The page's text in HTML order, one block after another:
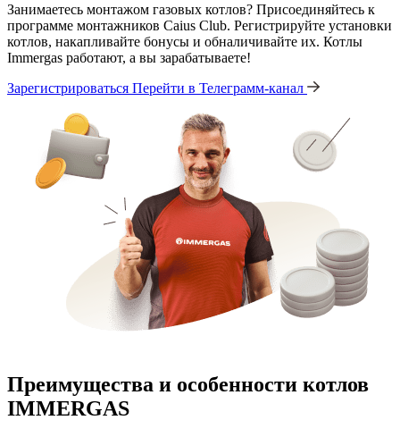
Занимаетесь монтажом газовых котлов? Присоединяйтесь к
программе монтажников Caius Club. Регистрируйте установки
котлов, накапливайте бонусы и обналичивайте их. Котлы
Immergas работают, а вы зарабатываете!
Зарегистрироваться Перейти в Телеграмм-канал
Преимущества и особенности котлов
IMMERGAS